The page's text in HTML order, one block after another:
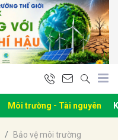
Môi trường - Tài nguyên
Bảo vệ môi trường